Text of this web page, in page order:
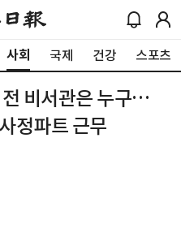
사회 국제 건강 스포츠
비서관은 누구…
정파트 근무